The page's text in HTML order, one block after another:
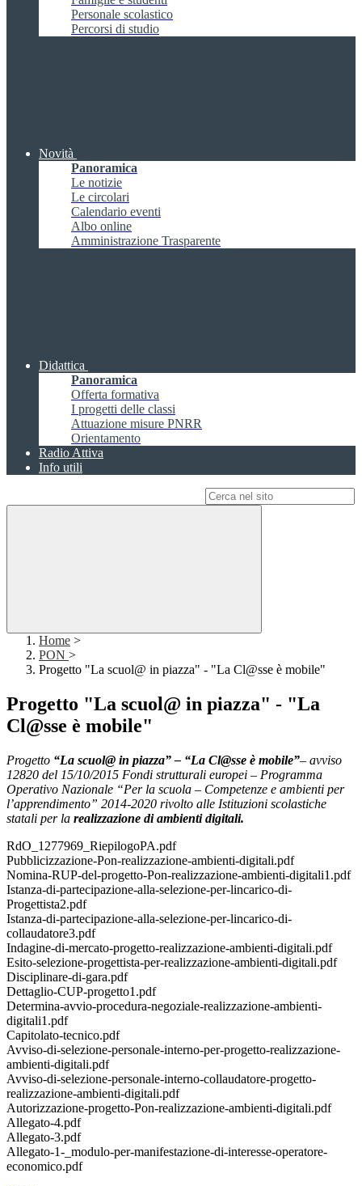
Personale scolastico
Percorsi di studio
Novità
Panoramica
Le notizie
Le circolari
Calendario eventi
Albo online
Amministrazione Trasparente
Didattica
Panoramica
Offerta formativa
I progetti delle classi
Attuazione misure PNRR
Orientamento
Radio Attiva
Info utili
Home >
PON >
Progetto "La scuol@ in piazza" - "La Cl@sse è mobile"
Progetto "La scuol@ in piazza" - "La
Cl@sse è mobile"
Progetto “La scuol@ in piazza” – “La Cl@sse è mobile”– avviso
12820 del 15/10/2015 Fondi strutturali europei – Programma
Operativo Nazionale “Per la scuola – Competenze e ambienti per
l’apprendimento” 2014-2020 rivolto alle Istituzioni scolastiche
statali per la realizzazione di ambienti digitali.
RdO_1277969_RiepilogoPA.pdf
Pubblicizzazione-Pon-realizzazione-ambienti-digitali.pdf
Nomina-RUP-del-progetto-Pon-realizzazione-ambienti-digitali1.pdf
Istanza-di-partecipazione-alla-selezione-per-lincarico-di-
Progettista2.pdf
Istanza-di-partecipazione-alla-selezione-per-lincarico-di-
collaudatore3.pdf
Indagine-di-mercato-progetto-realizzazione-ambienti-digitali.pdf
Esito-selezione-progettista-per-realizzazione-ambienti-digitali.pdf
Disciplinare-di-gara.pdf
Dettaglio-CUP-progetto1.pdf
Determina-avvio-procedura-negoziale-realizzazione-ambienti-
digitali1.pdf
Capitolato-tecnico.pdf
Avviso-di-selezione-personale-interno-per-progetto-realizzazione-
ambienti-digitali.pdf
Avviso-di-selezione-personale-interno-collaudatore-progetto-
realizzazione-ambienti-digitali.pdf
Autorizzazione-progetto-Pon-realizzazione-ambienti-digitali.pdf
Allegato-4.pdf
Allegato-3.pdf
Allegato-1-_modulo-per-manifestazione-di-interesse-operatore-
economico.pdf